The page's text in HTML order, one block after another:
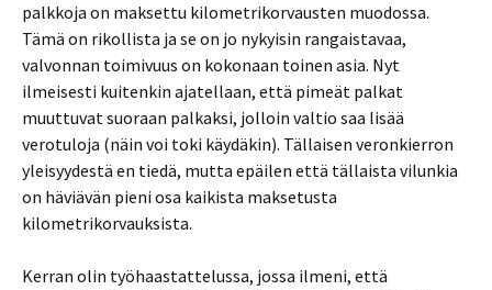
palkkoja on maksettu kilometrikorvausten muodossa.
Tämä on rikollista ja se on jo nykyisin rangaistavaa,
valvonnan toimivuus on kokonaan toinen asia. Nyt
ilmeisesti kuitenkin ajatellaan, että pimeät palkat
muuttuvat suoraan palkaksi, jolloin valtio saa lisää
verotuloja (näin voi toki käydäkin). Tällaisen veronkierron
yleisyydestä en tiedä, mutta epäilen että tällaista vilunkia
on häviävän pieni osa kaikista maksetusta
kilometrikorvauksista.
Kerran olin työhaastattelussa, jossa ilmeni, että